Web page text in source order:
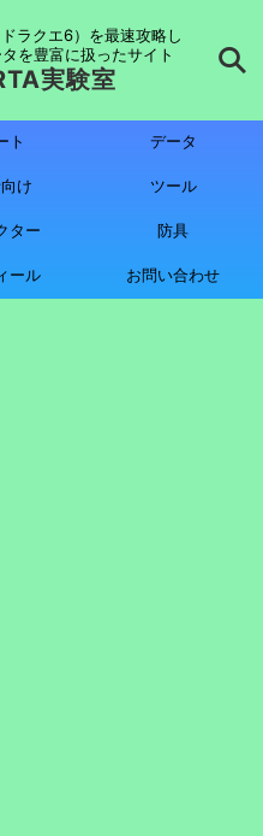
ラクエ6）を最速攻略し
を豊富に扱ったサイト
実験室
ト データ
け ツール
ター 防具
ール お問い合わせ